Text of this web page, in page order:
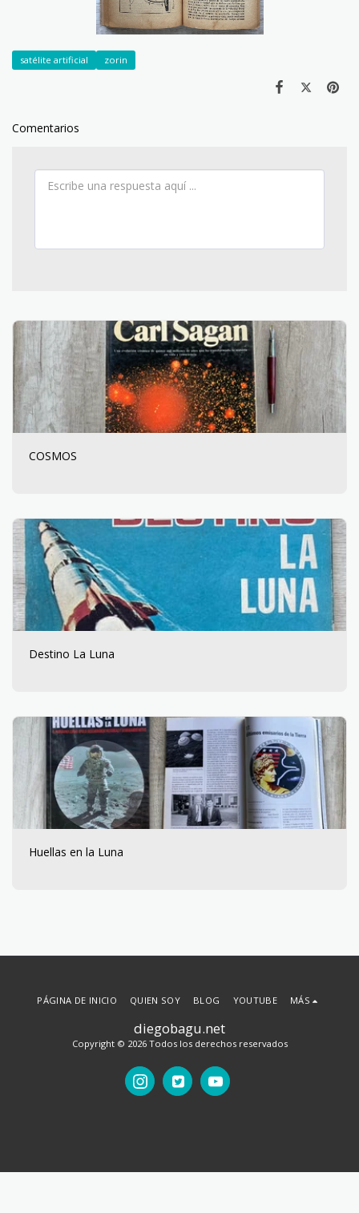
satélite artificial zorin
Comentarios
COSMOS
Destino La Luna
Huellas en la Luna
diegobagu.net
Copyright © 2026 Todos los derechos reservados
PÁGINA DE INICIO QUIEN SOY BLOG YOUTUBE MÁS